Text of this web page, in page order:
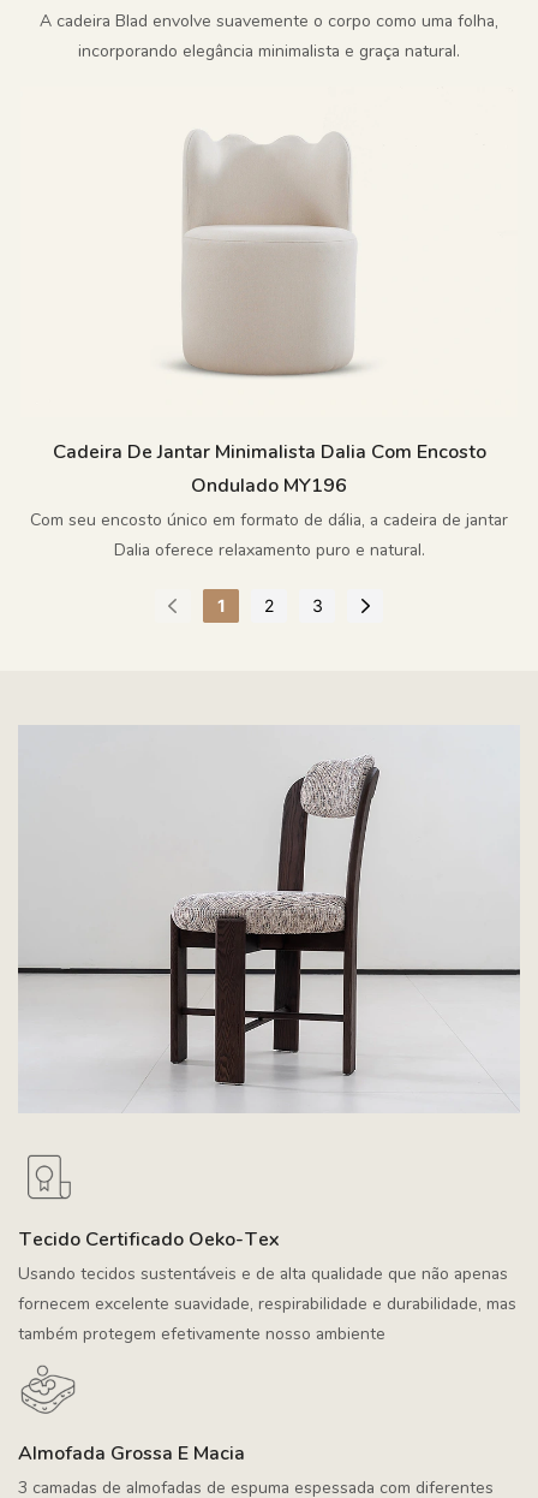
A cadeira Blad envolve suavemente o corpo como uma folha,
incorporando elegância minimalista e graça natural.
Cadeira De Jantar Minimalista Dalia Com Encosto
Ondulado MY196
Com seu encosto único em formato de dália, a cadeira de jantar
Dalia oferece relaxamento puro e natural.
1 2 3
Tecido Certificado Oeko-Tex
Usando tecidos sustentáveis ​​e de alta qualidade que não apenas
fornecem excelente suavidade, respirabilidade e durabilidade, mas
também protegem efetivamente nosso ambiente
Almofada Grossa E Macia
3 camadas de almofadas de espuma espessada com diferentes